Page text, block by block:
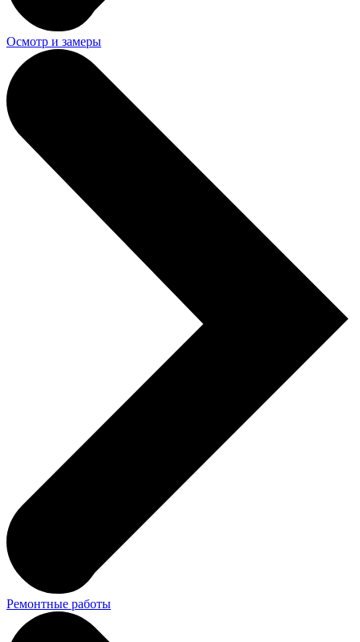
Осмотр и замеры
Ремонтные работы